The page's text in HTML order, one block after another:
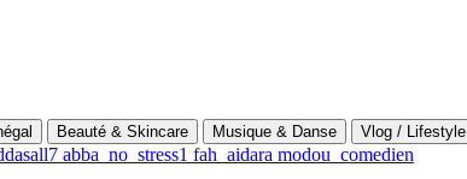
Beauté & Skincare Musique & Danse Vlog / Lifestyle
abba_no_stress1 fah_aidara modou_comedien